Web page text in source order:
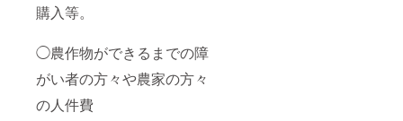
購入等。
◯農作物ができるまでの障
がい者の方々や農家の方々
の人件費